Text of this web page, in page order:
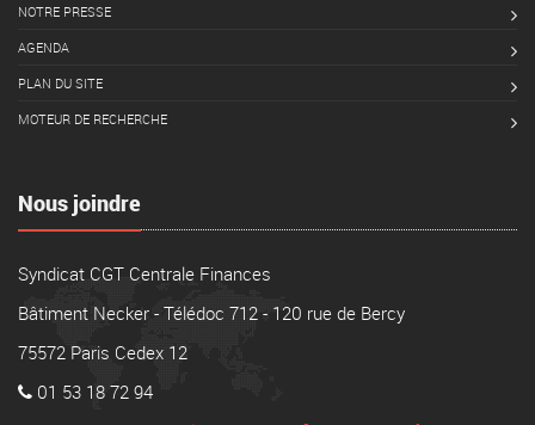
NOTRE PRESSE
AGENDA
PLAN DU SITE
MOTEUR DE RECHERCHE
Nous joindre
Syndicat CGT Centrale Finances
Bâtiment Necker - Télédoc 712 - 120 rue de Bercy
75572 Paris Cedex 12
01 53 18 72 94